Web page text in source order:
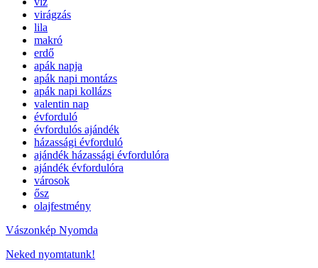
virágzás
lila
makró
erdő
apák napja
apák napi montázs
apák napi kollázs
valentin nap
évforduló
évfordulós ajándék
házassági évforduló
ajándék házassági évfordulóra
ajándék évfordulóra
városok
ősz
olajfestmény
Vászonkép Nyomda
Neked nyomtatunk!